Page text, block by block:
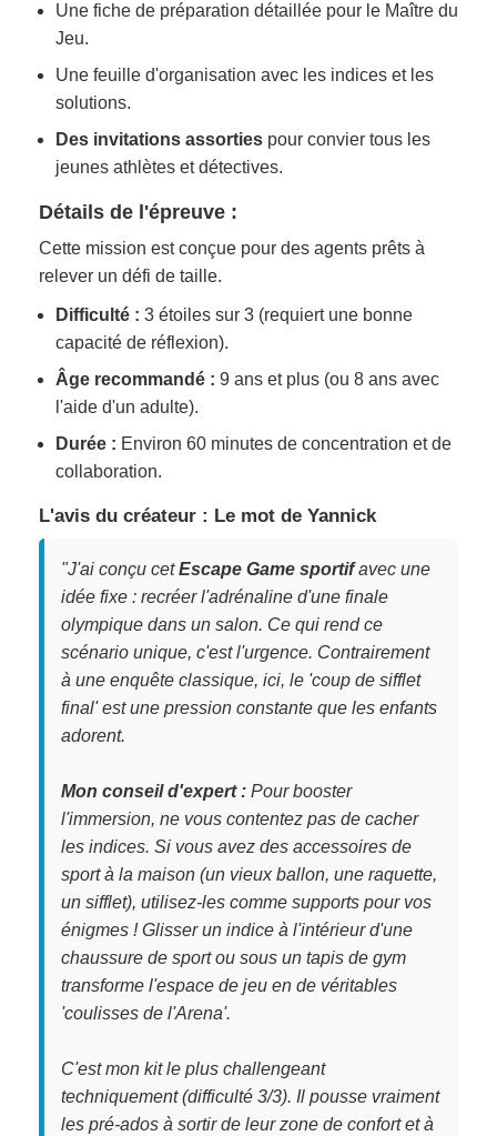
Une fiche de préparation détaillée pour le Maître du
Jeu.
Une feuille d'organisation avec les indices et les
solutions.
Des invitations assorties pour convier tous les
jeunes athlètes et détectives.
Détails de l'épreuve :
Cette mission est conçue pour des agents prêts à
relever un défi de taille.
Difficulté : 3 étoiles sur 3 (requiert une bonne
capacité de réflexion).
Âge recommandé : 9 ans et plus (ou 8 ans avec
l'aide d'un adulte).
Durée : Environ 60 minutes de concentration et de
collaboration.
L'avis du créateur : Le mot de Yannick
"J'ai conçu cetEscape Game sportifavec une
idée fixe : recréer l'adrénaline d'une finale
olympique dans un salon. Ce qui rend ce
scénario unique, c'est l'urgence. Contrairement
à une enquête classique, ici, le 'coup de sifflet
final' est une pression constante que les enfants
adorent.
Mon conseil d'expert : Pour booster
l'immersion, ne vous contentez pas de cacher
les indices. Si vous avez des accessoires de
sport à la maison (un vieux ballon, une raquette,
un sifflet), utilisez-les comme supports pour vos
énigmes ! Glisser un indice à l'intérieur d'une
chaussure de sport ou sous un tapis de gym
transforme l'espace de jeu en de véritables
'coulisses de l'Arena'.
C'est mon kit le plus challengeant
techniquement (difficulté 3/3). Il pousse vraiment
les pré-ados à sortir de leur zone de confort et à